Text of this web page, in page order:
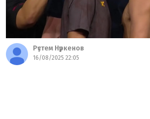
Рүстем Нүркенов
16/08/2025 22:05